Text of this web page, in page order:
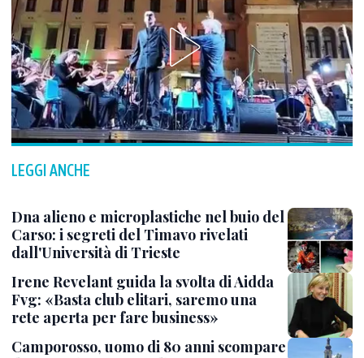
LEGGI ANCHE
Dna alieno e microplastiche nel buio del
Carso: i segreti del Timavo rivelati
dall'Università di Trieste
Irene Revelant guida la svolta di Aidda
Fvg: «Basta club elitari, saremo una
rete aperta per fare business»
Camporosso, uomo di 80 anni scompare